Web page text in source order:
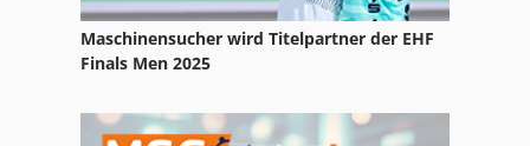
Maschinensucher wird Titelpartner der EHF
Finals Men 2025